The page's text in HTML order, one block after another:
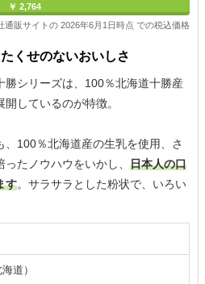
￥ 2,764
通販サイトの 2026年6月1日時点 での税込価格
くせのないおいしさ
勝シリーズは、100％北海道十勝産
しているのが特徴。
100％北海道産の生乳を使用、さ
たノウハウをいかし、 日本人の口
す。サラサラとした粉状で、いろい
道）